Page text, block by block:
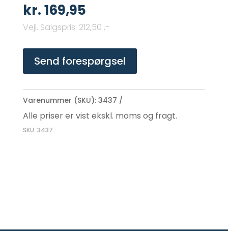
kr.169,95
Vejl. Salgspris: 212,50 ,-
Send forespørgsel
Varenummer (SKU): 3437
Alle priser er vist ekskl. moms og fragt.
SKU: 3437